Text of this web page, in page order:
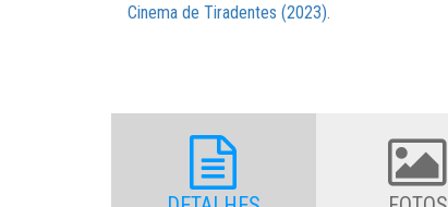
Cinema de Tiradentes (2023).